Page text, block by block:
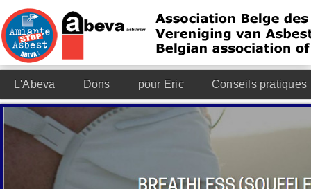
L'Abeva Dons pour Eric Conseils pratiques